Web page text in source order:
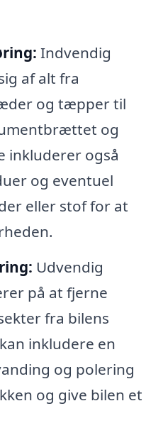
Indvendig
af alt fra
og tæpper til
og
inkluderer også
og eventuel
eller stof for at
Udvendig
på at fjerne
fra bilens
inkludere en
og polering
og give bilen et